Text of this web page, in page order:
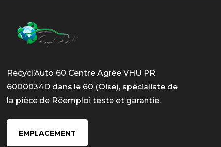
Recycl’Auto 60 Centre Agrée VHU PR
6000034D dans le 60 (Oise), spécialiste de
la pièce de Réemploi teste et garantie.
EMPLACEMENT